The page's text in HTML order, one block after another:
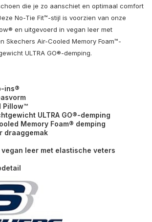
die je zo aanschiet en optimaal comfort
No-Tie Fit™-stijl is voorzien van onze
en uitgevoerd in vegan leer met
Skechers Air-Cooled Memory Foam™-
ULTRA GO®-demping.
ins®
Pillow™
ULTRA GO®-demping
Memory Foam® demping
draaggemak
leer met elastische veters